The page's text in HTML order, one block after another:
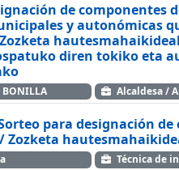
de componentes
y autonómicas
diren tokiko eta
BONILLA Alcaldesa /
para designación de
Zozketa
Técnica de